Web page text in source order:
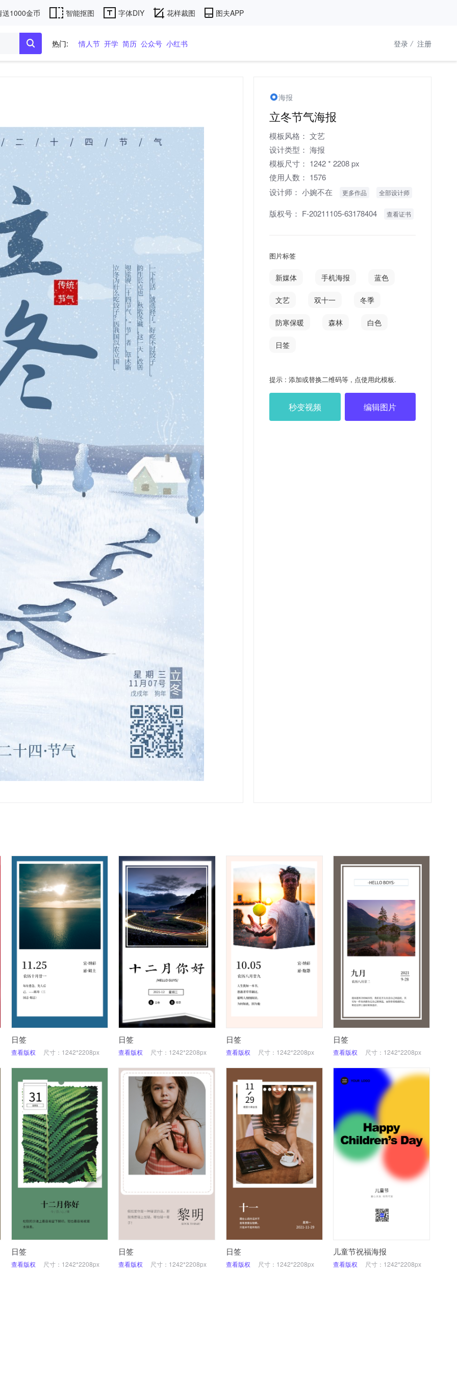
送1000金币 智能抠图 字体DIY 花样裁图 图夫APP
热门: 情人节 开学 简历 公众号 小红书 登录 / 注册
海报
立冬节气海报
模板风格： 文艺
设计类型： 海报
模板尺寸： 1242 * 2208 px
使用人数： 1576
设计师： 小婉不在 更多作品 全部设计师
版权号： F-20211105-63178404 查看证书
图片标签
新媒体 手机海报 蓝色
文艺 双十一 冬季
防寒保暖 森林 白色
日签
提示 : 添加或替换二维码等 , 点使用此模板.
秒变视频 编辑图片
日签
查看版权 尺寸：1242*2208px
日签
查看版权 尺寸：1242*2208px
日签
查看版权 尺寸：1242*2208px
日签
查看版权 尺寸：1242*2208px
日签
查看版权 尺寸：1242*2208px
日签
查看版权 尺寸：1242*2208px
日签
查看版权 尺寸：1242*2208px
儿童节祝福海报
查看版权 尺寸：1242*2208px